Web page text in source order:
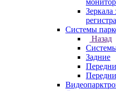
Системы
Назад
Задние